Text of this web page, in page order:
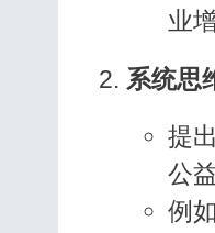
业
系统思
提
公
例